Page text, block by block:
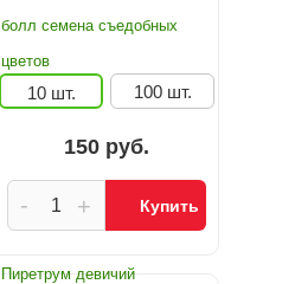
болл семена съедобных
цветов
10 шт. 100 шт.
150 руб.
+
- Купить
Пиретрум девичий